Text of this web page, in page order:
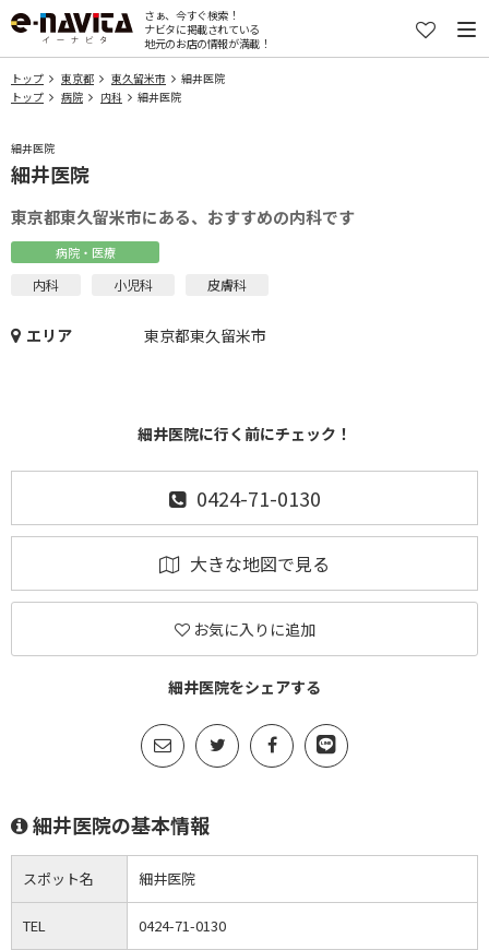
さぁ、今すぐ検索！
ナビタに掲載されている
地元のお店の情報が満載！
トップ 東京都 東久留米市
細井医院
トップ
病院 内科 細井医院
細井医院
細井医院
東京都東久留米市にある、おすすめの内科です
病院・医療
内科 小児科 皮膚科
エリア 東京都東久留米市
細井医院に行く前にチェック！
0424-71-0130
大きな地図で見る
お気に入りに追加
細井医院をシェアする
細井医院の基本情報
スポット名 細井医院
TEL 0424-71-0130